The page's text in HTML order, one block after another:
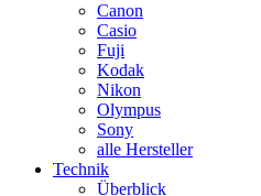
Canon
Casio
Fuji
Kodak
Nikon
Olympus
Sony
alle Hersteller
Technik
Überblick